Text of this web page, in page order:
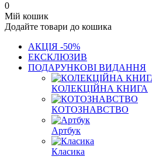
0
Мій кошик
Додайте товари до кошика
АКЦІЯ -50%
ЕКСКЛЮЗИВ
ПОДАРУНКОВІ ВИДАННЯ
КОЛЕКЦІЙНА КНИГА
КОТОЗНАВСТВО
Артбук
Класика